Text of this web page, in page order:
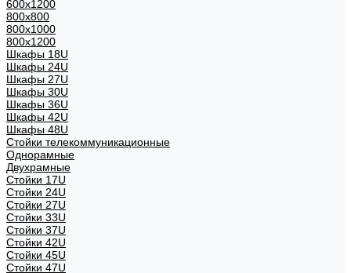
600х1200
800x800
800х1000
800х1200
Шкафы 18U
Шкафы 24U
Шкафы 27U
Шкафы 30U
Шкафы 36U
Шкафы 42U
Шкафы 48U
Стойки телекоммуникационные
Однорамные
Двухрамные
Стойки 17U
Стойки 24U
Стойки 27U
Стойки 33U
Стойки 37U
Стойки 42U
Стойки 45U
Стойки 47U